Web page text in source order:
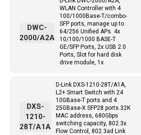
WLAN Controller with 4
100/1000Base-T/combo-
SFP ports, manage up to
64/256 Unified APs. 4x
10/100/1000 BASE-T
GE/SFP Ports, 2x USB 2.0
Ports, Slot for hard disk
drive module, 1x
DWC-
2000/A2A
D-Link DXS-1210-28T/A1A,
L2+ Smart Switch with 24
10GBase-T ports and 4
25GBase-X SFP28 ports.32K
MAC address, 680Gbps
switching capacity, 802.3x
Flow Control, 802.3ad Link
DXS-
1210-
28T/A1A